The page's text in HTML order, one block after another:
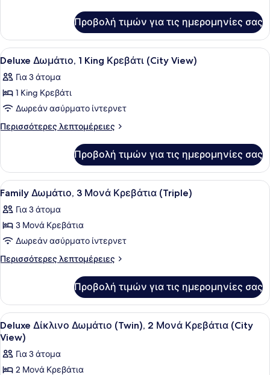
Twin
Room
Προβολή τιμών για τις ημερομηνίες σας
Προβολή
όλων
των
φωτογραφιών
για
Deluxe
King
Κρεβάτι
(City
View)
Ένα σύγχρονο δωμάτιο
3
Deluxe Δωμάτιο, 1 King Κρεβάτι (City View)
Για 3 άτομα
1 King Κρεβάτι
Δωρεάν ασύρματο ίντερνετ
Περισσότερες λεπτομέρειες
Περισσότερες
Δωμάτιο,
King
Κρεβάτι
(City
View)
Προβολή τιμών για τις ημερομηνίες σας
Προβολή
όλων
των
φωτογραφιών
για
Family
Μονά
Κρεβάτια
(Triple)
Family Δωμάτιο, 3 Μονά Κρεβάτια
3
Family Δωμάτιο, 3 Μονά Κρεβάτια (Triple)
Για 3 άτομα
3 Μονά Κρεβάτια
Δωρεάν ασύρματο ίντερνετ
Περισσότερες λεπτομέρειες
Περισσότερες
Δωμάτιο,
Μονά
Κρεβάτια
(Triple)
Προβολή τιμών για τις ημερομηνίες σας
Προβολή
όλων
των
φωτογραφιών
Μίνι μπαρ, χρηματοκιβώτιο στο
1
Deluxe Δίκλινο Δωμάτιο (Twin), 2 Μονά Κρεβάτια (City
View)
Για 3 άτομα
2 Μονά Κρεβάτια